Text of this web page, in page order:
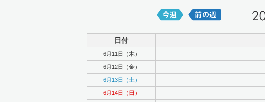
日付
6月11日（木）
6月12日（金）
6月13日（土）
6月14日（日）